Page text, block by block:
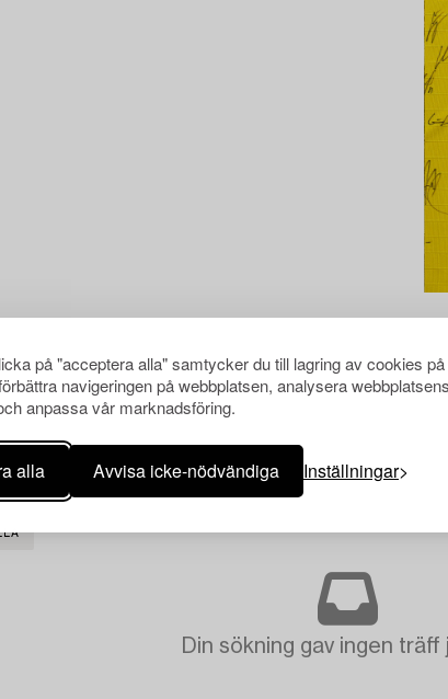
på "acceptera alla" samtycker du till lagring av cookies
navigeringen på webbplatsen, analysera
anpassa vår marknadsföring.
alla Avvisa icke-nödvändiga Inställningar
Din sökning gav ingen träff